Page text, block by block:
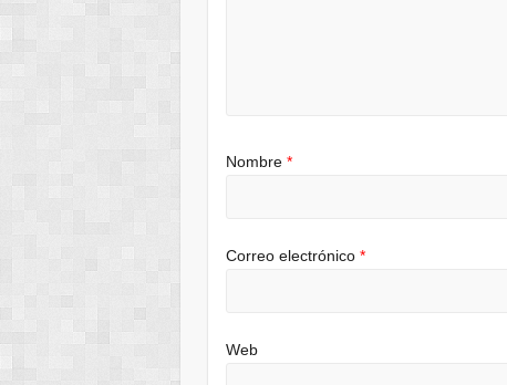
Nombre*
Correo electrónico*
Web